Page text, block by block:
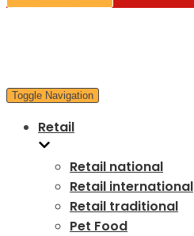
Toggle Navigation
Retail
Retail national
Retail international
Retail traditional
Pet Food